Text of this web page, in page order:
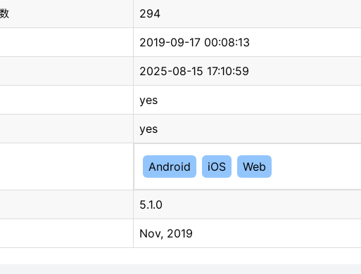
294
2019-09-17 00:08:13
2025-08-15 17:10:59
yes
yes
Android iOS Web
5.1.0
Nov, 2019